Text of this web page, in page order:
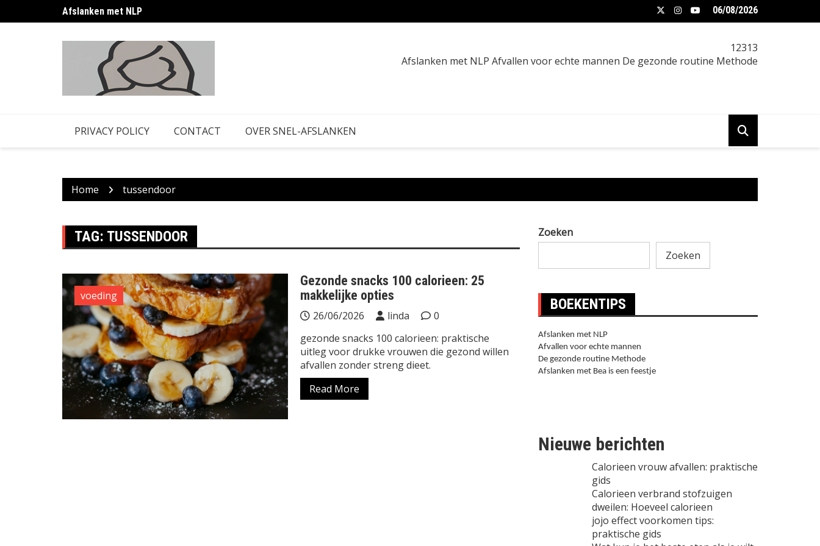
to
Afslanken met NLP Calorieen vrouw afvallen: praktische gids 06/08/2026
12313
Afslanken met NLP Afvallen voor echte mannen De gezonde routine Methode
PRIVACY POLICY CONTACT OVER SNEL-AFSLANKEN
Home tussendoor
TAG: TUSSENDOOR
voeding
Gezonde snacks 100 calorieen: 25
makkelijke opties
26/06/2026 linda
0
gezonde snacks 100 calorieen: praktische
uitleg voor drukke vrouwen die gezond willen
afvallen zonder streng dieet.
Read More
Zoeken
Zoeken
BOEKENTIPS
Afslanken met NLP
Afvallen voor echte mannen
De gezonde routine Methode
Afslanken met Bea is een feestje
Nieuwe berichten
Calorieen vrouw afvallen: praktische
gids
Calorieen verbrand stofzuigen
dweilen: Hoeveel calorieen
jojo effect voorkomen tips:
praktische gids